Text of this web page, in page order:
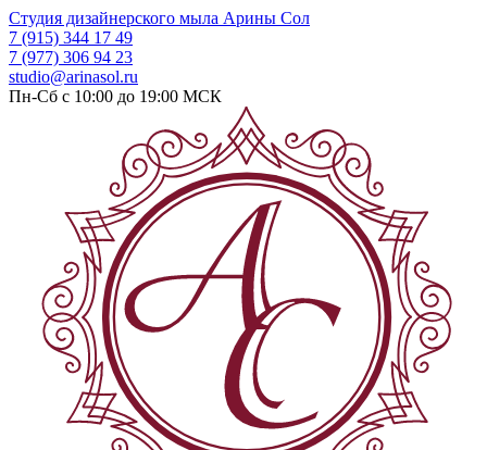
Студия дизайнерского мыла Арины Сол
7 (915) 344 17 49
7 (977) 306 94 23
studio@arinasol.ru
Пн-Сб с 10:00 до 19:00 МСК